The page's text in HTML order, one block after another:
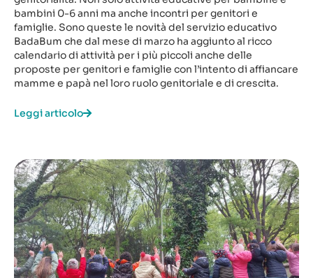
bambini 0-6 anni ma anche incontri per genitori e
famiglie. Sono queste le novità del servizio educativo
BadaBum che dal mese di marzo ha aggiunto al ricco
calendario di attività per i più piccoli anche delle
proposte per genitori e famiglie con l’intento di affiancare
mamme e papà nel loro ruolo genitoriale e di crescita.
Leggi articolo